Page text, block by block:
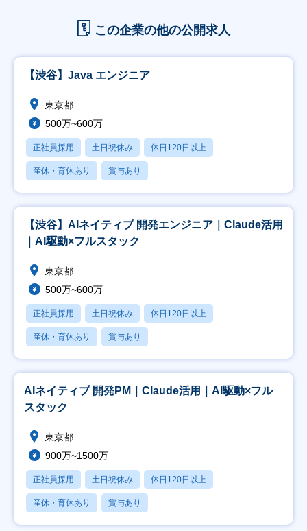
この企業の他の公開求人
【渋谷】Java エンジニア
東京都
500万~600万
正社員採用 土日祝休み 休日120日以上
産休・育休あり 賞与あり
【渋谷】AIネイティブ 開発エンジニア｜Claude活用
｜AI駆動×フルスタック
東京都
500万~600万
正社員採用 土日祝休み 休日120日以上
産休・育休あり 賞与あり
AIネイティブ 開発PM｜Claude活用｜AI駆動×フル
スタック
東京都
900万~1500万
正社員採用 土日祝休み 休日120日以上
産休・育休あり 賞与あり